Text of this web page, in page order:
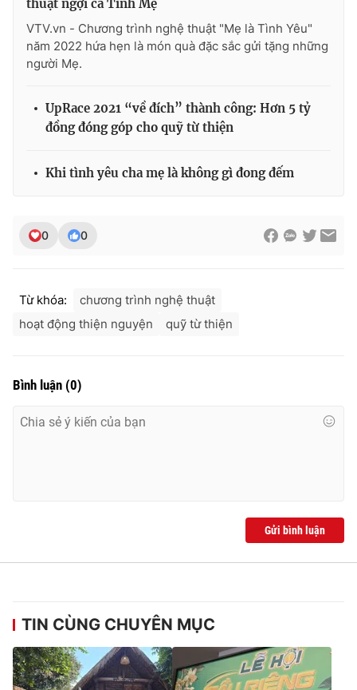
Ðiện thoại Thời báo VTV:024.66 897 897
Email:toasoan@vtv.vn
Liên hệ quảng cáo:024-7300.7108
thuận bằng văn bản. Ghi rõ nguồn VTV.vn khi phát hành lại
thông tin từ website này.
thuật ngợi ca Tình Mẹ
VTV.vn - Chương trình nghệ thuật "Mẹ là Tình Yêu"
năm 2022 hứa hẹn là món quà đặc sắc gửi tặng những
người Mẹ.
UpRace 2021 “về đích” thành công: Hơn 5 tỷ
đồng đóng góp cho quỹ từ thiện
Khi tình yêu cha mẹ là không gì đong đếm
0 0
Từ khóa:
chương trình nghệ thuật
hoạt động thiện nguyện
quỹ từ thiện
Bình luận (0)
Gửi bình luận
TIN CÙNG CHUYÊN MỤC